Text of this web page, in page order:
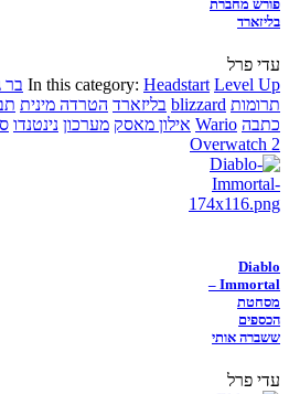
פורש מחברת
בליזארד
עדי פרל
In this category: Headstart Level Up בר
תרומות blizzard בליזארד הטרדה מינית
כתבה Wario אילון מאסק מערכון נינטנדו
Overwatch 2
Diablo
Immortal –
מסחטת
הכספים
ששברה אותי
עדי פרל